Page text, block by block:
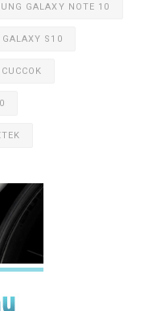
GALAXY NOTE 10
S10